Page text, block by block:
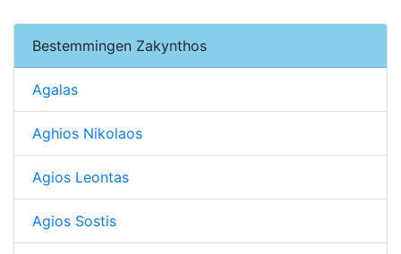
Bestemmingen Zakynthos
Agalas
Aghios Nikolaos
Agios Leontas
Agios Sostis